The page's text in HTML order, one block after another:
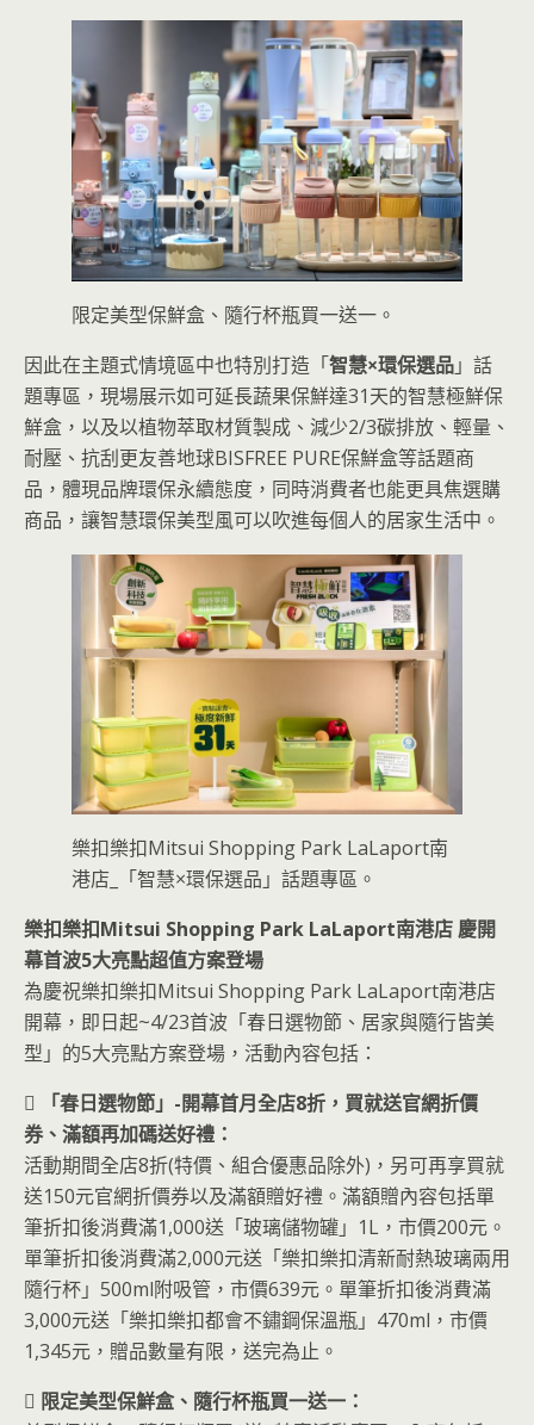
限定美型保鮮盒、隨行杯瓶買一送一。
因此在主題式情境區中也特別打造「智慧×環保選品」話
題專區，現場展示如可延長蔬果保鮮達31天的智慧極鮮保
鮮盒，以及以植物萃取材質製成、減少2/3碳排放、輕量、
耐壓、抗刮更友善地球BISFREE PURE保鮮盒等話題商
品，體現品牌環保永續態度，同時消費者也能更具焦選購
商品，讓智慧環保美型風可以吹進每個人的居家生活中。
樂扣樂扣Mitsui Shopping Park LaLaport南
港店_「智慧×環保選品」話題專區。
樂扣樂扣Mitsui Shopping Park LaLaport南港店 慶開
幕首波5大亮點超值方案登場
為慶祝樂扣樂扣Mitsui Shopping Park LaLaport南港店
開幕，即日起~4/23首波「春日選物節、居家與隨行皆美
型」的5大亮點方案登場，活動內容包括：
 「春日選物節」-開幕首月全店8折，買就送官網折價
券、滿額再加碼送好禮：
活動期間全店8折(特價、組合優惠品除外)，另可再享買就
送150元官網折價券以及滿額贈好禮。滿額贈內容包括單
筆折扣後消費滿1,000送「玻璃儲物罐」1L，市價200元。
單筆折扣後消費滿2,000元送「樂扣樂扣清新耐熱玻璃兩用
隨行杯」500ml附吸管，市價639元。單筆折扣後消費滿
3,000元送「樂扣樂扣都會不鏽鋼保溫瓶」470ml，市價
1,345元，贈品數量有限，送完為止。
 限定美型保鮮盒、隨行杯瓶買一送一：